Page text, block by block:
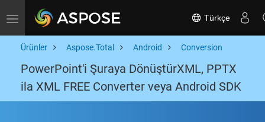
Toggle navigation Türkçe
Ürünler Aspose.Total Android Conversion
PowerPoint'i Şuraya DönüştürXML, PPTX
ila XML FREE Converter veya Android SDK